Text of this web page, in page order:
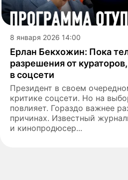
8 января 2026 14:00
Ерлан Бекхожин: Пока
разрешения от
в соцсети
Президент в своем
критике соцсети. Но на
повлияет. Гораздо важнее
причинах. Известный
и кинопродюсер...